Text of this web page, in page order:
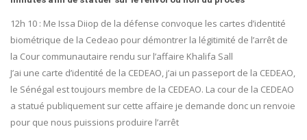
12h 10 : Me Issa Diiop de la défense convoque les cartes d’identité
biométrique de la Cedeao pour démontrer la légitimité de l’arrêt de
la Cour communautaire rendu sur l’affaire Khalifa Sall
J’ai une carte d’identité de la CEDEAO, j’ai un passeport de la CEDEAO,
le Sénégal est toujours membre de la CEDEAO. La cour de la CEDEAO
a statué publiquement sur cette affaire je demande donc un renvoie
pour que nous puissions produire l’arrêt